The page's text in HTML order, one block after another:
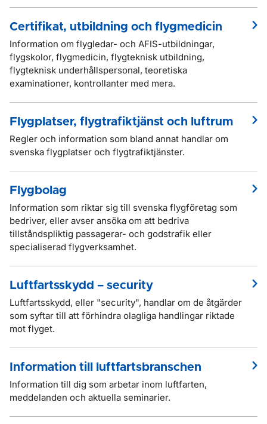
Certifikat, utbildning och flygmedicin
Information om flygledar- och AFIS-utbildningar,
flygskolor, flygmedicin, flygteknisk utbildning,
flygteknisk underhållspersonal, teoretiska
examinationer, kontrollanter med mera.
Flygplatser, flygtrafiktjänst och luftrum
Regler och information som bland annat handlar om
svenska flygplatser och flygtrafiktjänster.
Flygbolag
Information som riktar sig till svenska flygföretag som
bedriver, eller avser ansöka om att bedriva
tillståndspliktig passagerar- och godstrafik eller
specialiserad flygverksamhet.
Luftfartsskydd – security
Luftfartsskydd, eller "security", handlar om de åtgärder
som syftar till att förhindra olagliga handlingar riktade
mot flyget.
Information till luftfartsbranschen
Information till dig som arbetar inom luftfarten,
meddelanden och aktuella seminarier.